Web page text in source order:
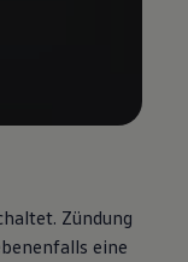
Zündung
eine